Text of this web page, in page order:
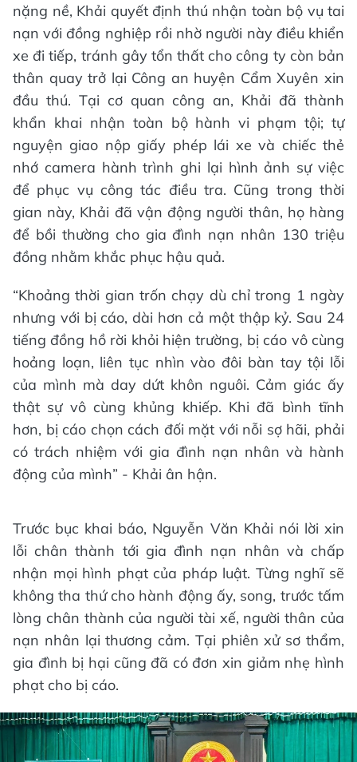
nặng nề, Khải quyết định thú nhận toàn bộ vụ tai
nạn với đồng nghiệp rồi nhờ người này điều khiển
xe đi tiếp, tránh gây tổn thất cho công ty còn bản
thân quay trở lại Công an huyện Cẩm Xuyên xin
đầu thú. Tại cơ quan công an, Khải đã thành
khẩn khai nhận toàn bộ hành vi phạm tội; tự
nguyện giao nộp giấy phép lái xe và chiếc thẻ
nhớ camera hành trình ghi lại hình ảnh sự việc
để phục vụ công tác điều tra. Cũng trong thời
gian này, Khải đã vận động người thân, họ hàng
để bồi thường cho gia đình nạn nhân 130 triệu
đồng nhằm khắc phục hậu quả.
“Khoảng thời gian trốn chạy dù chỉ trong 1 ngày
nhưng với bị cáo, dài hơn cả một thập kỷ. Sau 24
tiếng đồng hồ rời khỏi hiện trường, bị cáo vô cùng
hoảng loạn, liên tục nhìn vào đôi bàn tay tội lỗi
của mình mà day dứt khôn nguôi. Cảm giác ấy
thật sự vô cùng khủng khiếp. Khi đã bình tĩnh
hơn, bị cáo chọn cách đối mặt với nỗi sợ hãi, phải
có trách nhiệm với gia đình nạn nhân và hành
động của mình” - Khải ân hận.
Trước bục khai báo, Nguyễn Văn Khải nói lời xin
lỗi chân thành tới gia đình nạn nhân và chấp
nhận mọi hình phạt của pháp luật. Từng nghĩ sẽ
không tha thứ cho hành động ấy, song, trước tấm
lòng chân thành của người tài xế, người thân của
nạn nhân lại thương cảm. Tại phiên xử sơ thẩm,
gia đình bị hại cũng đã có đơn xin giảm nhẹ hình
phạt cho bị cáo.